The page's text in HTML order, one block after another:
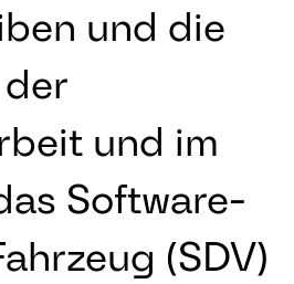
und die
und im
Software-
(SDV)